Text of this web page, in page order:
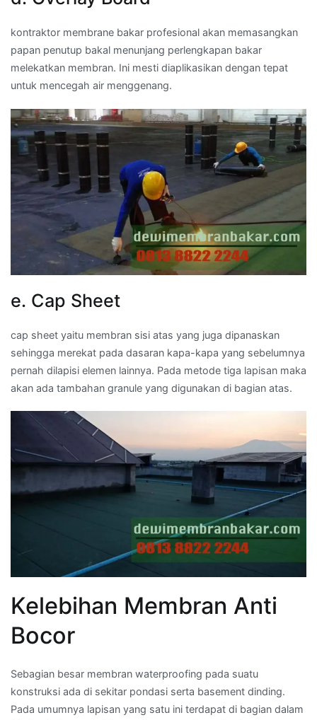
kontraktor membrane bakar profesional akan memasangkan
papan penutup bakal menunjang perlengkapan bakar
melekatkan membran. Ini mesti diaplikasikan dengan tepat
untuk mencegah air menggenang.
e. Cap Sheet
cap sheet yaitu membran sisi atas yang juga dipanaskan
sehingga merekat pada dasaran kapa-kapa yang sebelumnya
pernah dilapisi elemen lainnya. Pada metode tiga lapisan maka
akan ada tambahan granule yang digunakan di bagian atas.
Kelebihan Membran Anti
Bocor
Sebagian besar membran waterproofing pada suatu
konstruksi ada di sekitar pondasi serta basement dinding.
Pada umumnya lapisan yang satu ini terdapat di bagian dalam